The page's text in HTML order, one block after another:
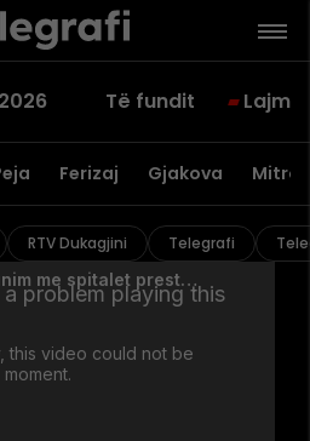
Të fundit Lajme
Ferizaj Gjakova
RTV Dukagjini Telegrafi